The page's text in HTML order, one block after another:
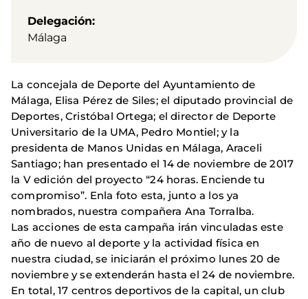
Delegación
Málaga
La concejala de Deporte del Ayuntamiento de
Málaga, Elisa Pérez de Siles; el diputado provincial de
Deportes, Cristóbal Ortega; el director de Deporte
Universitario de la UMA, Pedro Montiel; y la
presidenta de Manos Unidas en Málaga, Araceli
Santiago; han presentado el 14 de noviembre de 2017
la V edición del proyecto “24 horas. Enciende tu
compromiso”. Enla foto esta, junto a los ya
nombrados, nuestra compañera Ana Torralba.
Las acciones de esta campaña irán vinculadas este
año de nuevo al deporte y la actividad física en
nuestra ciudad, se iniciarán el próximo lunes 20 de
noviembre y se extenderán hasta el 24 de noviembre.
En total, 17 centros deportivos de la capital, un club